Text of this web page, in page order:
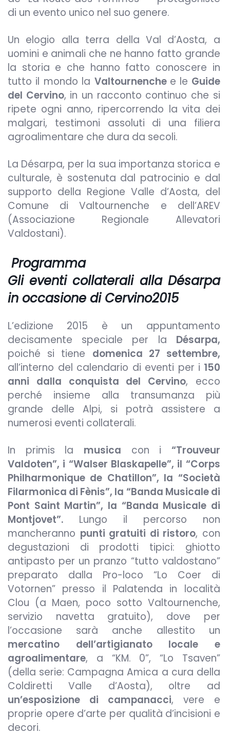
di un evento unico nel suo genere.
Un elogio alla terra della Val d’Aosta, a
uomini e animali che ne hanno fatto grande
la storia e che hanno fatto conoscere in
tutto il mondo la Valtournenche e le Guide
del Cervino, in un racconto continuo che si
ripete ogni anno, ripercorrendo la vita dei
malgari, testimoni assoluti di una filiera
agroalimentare che dura da secoli.
La Désarpa, per la sua importanza storica e
culturale, è sostenuta dal patrocinio e dal
supporto della Regione Valle d’Aosta, del
Comune di Valtournenche e dell’AREV
(Associazione Regionale Allevatori
Valdostani).
Programma
Gli eventi collaterali alla Désarpa
in occasione di Cervino2015
L’edizione 2015 è un appuntamento
decisamente speciale per la Désarpa,
poiché si tiene domenica 27 settembre,
all’interno del calendario di eventi per i 150
anni dalla conquista del Cervino, ecco
perché insieme alla transumanza più
grande delle Alpi, si potrà assistere a
numerosi eventi collaterali.
In primis la musica con i “Trouveur
Valdoten”, i “Walser Blaskapelle”, il “Corps
Philharmonique de Chatillon”, la “Società
Filarmonica di Fènis”, la “Banda Musicale di
Pont Saint Martin”, la “Banda Musicale di
Montjovet”. Lungo il percorso non
mancheranno punti gratuiti di ristoro, con
degustazioni di prodotti tipici: ghiotto
antipasto per un pranzo “tutto valdostano”
preparato dalla Pro-loco “Lo Coer di
Votornen” presso il Palatenda in località
Clou (a Maen, poco sotto Valtournenche,
servizio navetta gratuito), dove per
l’occasione sarà anche allestito un
mercatino dell’artigianato locale e
agroalimentare, a “KM. 0”, “Lo Tsaven”
(della serie: Campagna Amica a cura della
Coldiretti Valle d’Aosta), oltre ad
un’esposizione di campanacci, vere e
proprie opere d’arte per qualità d’incisioni e
decori.